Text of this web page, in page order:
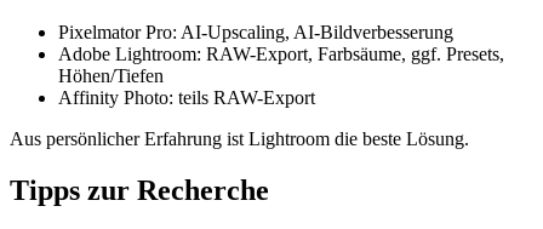
Pixelmator Pro: AI-Upscaling, AI-Bildverbesserung
Adobe Lightroom: RAW-Export, Farbsäume, ggf. Presets,
Höhen/Tiefen
Affinity Photo: teils RAW-Export
Aus persönlicher Erfahrung ist Lightroom die beste Lösung.
Tipps zur Recherche